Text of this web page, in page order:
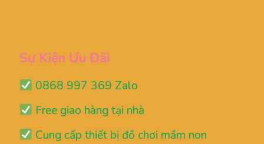
Sự Kiện Ưu Đãi
0868 997 369 Zalo
Free giao hàng tại nhà
Cung cấp thiết bị đồ chơi mầm non